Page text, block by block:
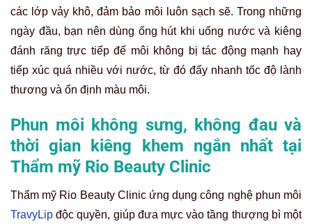
các lớp vảy khô, đảm bảo môi luôn sạch sẽ. Trong những
ngày đầu, bạn nên dùng ống hút khi uống nước và kiêng
đánh răng trực tiếp để môi không bị tác động mạnh hay
tiếp xúc quá nhiều với nước, từ đó đẩy nhanh tốc độ lành
thương và ổn định màu môi.
Phun môi không sưng, không đau và
thời gian kiêng khem ngắn nhất tại
Thẩm mỹ Rio Beauty Clinic
Thẩm mỹ Rio Beauty Clinic ứng dụng công nghệ phun môi
TravyLip độc quyền, giúp đưa mực vào tầng thượng bì một